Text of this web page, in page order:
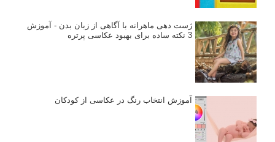
ژست دهی ماهرانه با آگاهی از زبان بدن - آموزش
3 نکته ساده برای بهبود عکاسی پرتره
آموزش انتخاب رنگ در عکاسی از کودکان